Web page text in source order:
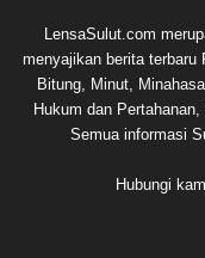
LensaSulut.com
menyajikan berita terbaru
Bitung, Minut,
Hukum dan
Semua informasi
Hubungi